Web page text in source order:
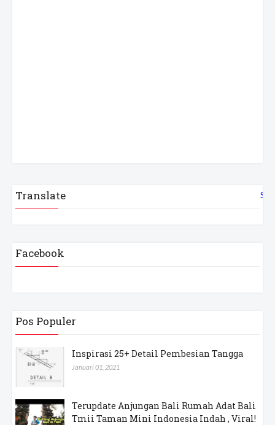
Translate
Facebook
Pos Populer
Inspirasi 25+ Detail Pembesian Tangga
Januari 01, 2021
Terupdate Anjungan Bali Rumah Adat Bali
Tmii Taman Mini Indonesia Indah , Viral!